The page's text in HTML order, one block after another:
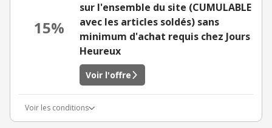
15%
sur l'ensemble du site (CUMULABLE
avec les articles soldés) sans
minimum d'achat requis chez Jours
Heureux
Voir l'offre
Voir les conditions